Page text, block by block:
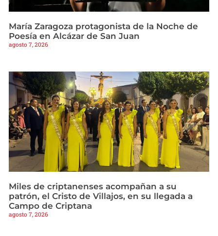
María Zaragoza protagonista de la Noche de
Poesía en Alcázar de San Juan
agosto 7, 2026
Miles de criptanenses acompañan a su
patrón, el Cristo de Villajos, en su llegada a
Campo de Criptana
agosto 7, 2026